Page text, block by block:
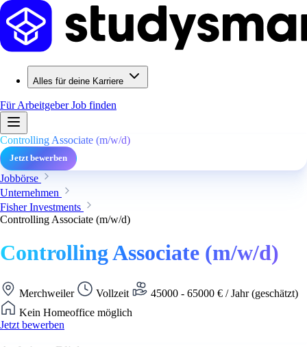
Alles für deine Karriere
Für ArbeitgeberJob finden
Controlling Associate (m/w/d)
Jetzt bewerben
Jobbörse
Unternehmen
Fisher Investments
Controlling Associate (m/w/d)
Controlling Associate (m/w/d)
Merchweiler Vollzeit
45000 - 65000 € / Jahr (geschätzt)
Kein Homeoffice möglich
Jetzt bewerben